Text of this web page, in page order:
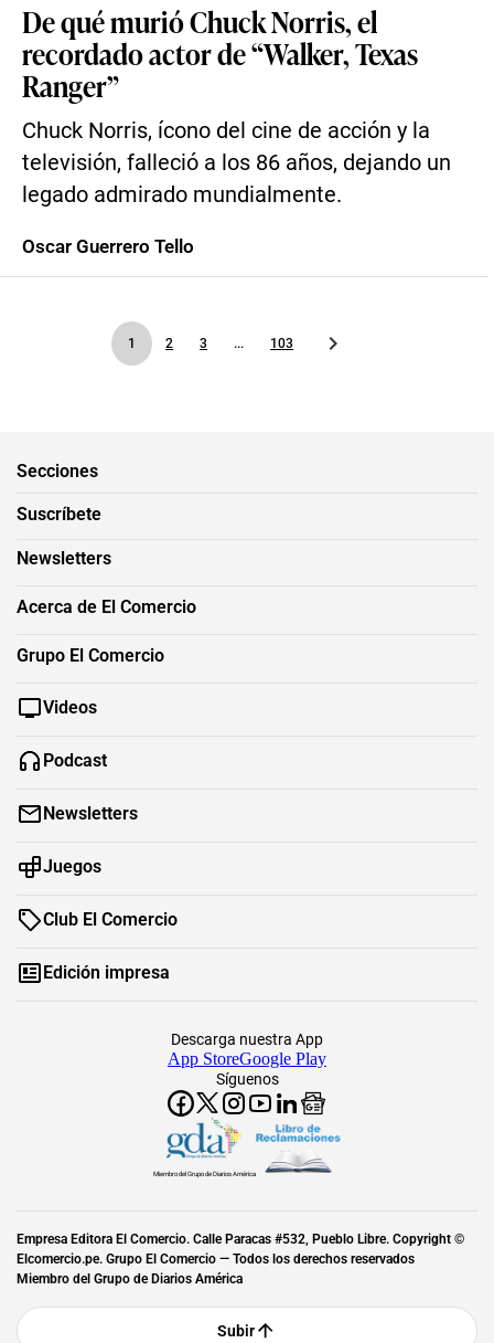
De qué murió Chuck Norris, el
recordado actor de “Walker, Texas
Ranger”
Chuck Norris, ícono del cine de acción y la
televisión, falleció a los 86 años, dejando un
legado admirado mundialmente.
Oscar Guerrero Tello
1 2 3 ... 103
Secciones
Suscríbete
Newsletters
Acerca de El Comercio
Grupo El Comercio
Videos
Podcast
Newsletters
Juegos
Club El Comercio
Edición impresa
Síguenos
Descarga nuestra App
App StoreGoogle Play
Miembro del Grupo de Diarios América
Empresa Editora El Comercio. Calle Paracas #532, Pueblo Libre. Copyright ©
Elcomercio.pe. Grupo El Comercio — Todos los derechos reservados
Miembro del Grupo de Diarios América
Subir